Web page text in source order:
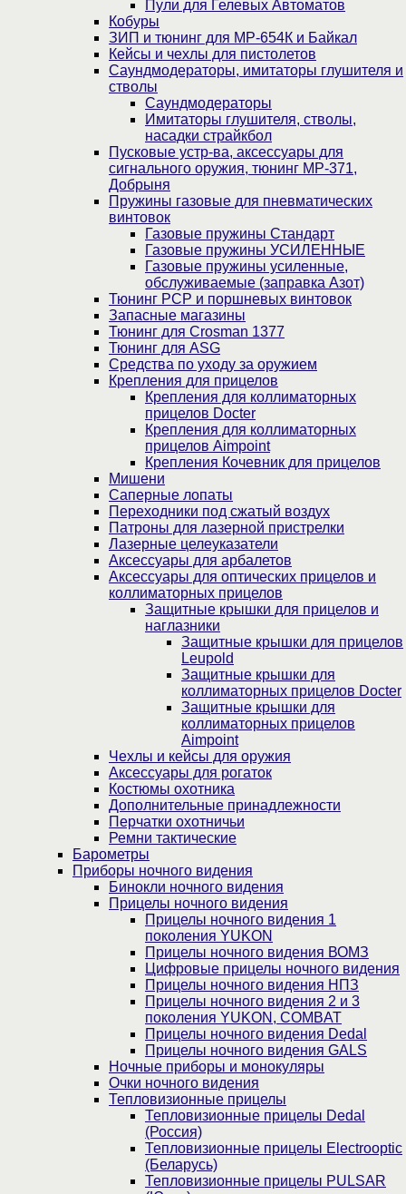
Пули для Гелевых Автоматов
Кобуры
ЗИП и тюнинг для МР-654К и Байкал
Кейсы и чехлы для пистолетов
Саундмодераторы, имитаторы глушителя и
стволы
Саундмодераторы
Имитаторы глушителя, стволы,
насадки страйкбол
Пусковые устр-ва, аксессуары для
сигнального оружия, тюнинг МР-371,
Добрыня
Пружины газовые для пневматических
винтовок
Газовые пружины Стандарт
Газовые пружины УСИЛЕННЫЕ
Газовые пружины усиленные,
обслуживаемые (заправка Азот)
Тюнинг PCP и поршневых винтовок
Запасные магазины
Тюнинг для Crosman 1377
Тюнинг для ASG
Средства по уходу за оружием
Крепления для прицелов
Крепления для коллиматорных
прицелов Docter
Крепления для коллиматорных
прицелов Aimpoint
Крепления Кочевник для прицелов
Мишени
Саперные лопаты
Переходники под сжатый воздух
Патроны для лазерной пристрелки
Лазерные целеуказатели
Аксессуары для арбалетов
Аксессуары для оптических прицелов и
коллиматорных прицелов
Защитные крышки для прицелов и
наглазники
Защитные крышки для прицелов
Leupold
Защитные крышки для
коллиматорных прицелов Docter
Защитные крышки для
коллиматорных прицелов
Aimpoint
Чехлы и кейсы для оружия
Аксессуары для рогаток
Костюмы охотника
Дополнительные принадлежности
Перчатки охотничьи
Ремни тактические
Барометры
Приборы ночного видения
Бинокли ночного видения
Прицелы ночного видения
Прицелы ночного видения 1
поколения YUKON
Прицелы ночного видения ВОМЗ
Цифровые прицелы ночного видения
Прицелы ночного видения НПЗ
Прицелы ночного видения 2 и 3
поколения YUKON, COMBAT
Прицелы ночного видения Dedal
Прицелы ночного видения GALS
Ночные приборы и монокуляры
Очки ночного видения
Тепловизионные прицелы
Тепловизионные прицелы Dedal
(Россия)
Тепловизионные прицелы Electrooptic
(Беларусь)
Тепловизионные прицелы PULSAR